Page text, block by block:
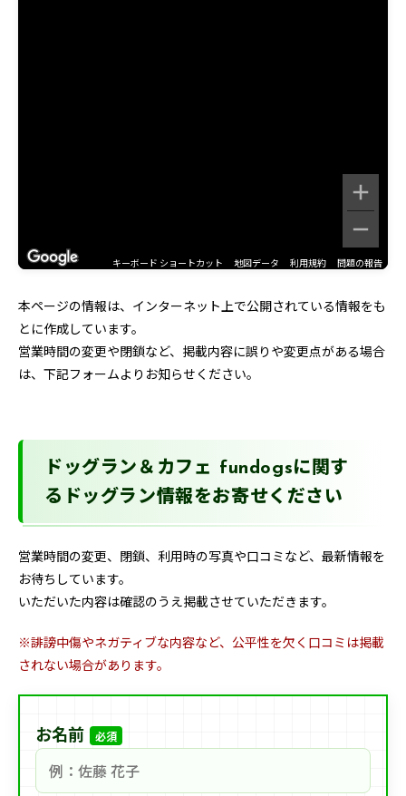
キーボード ショートカット 地図データ 利用規約 問題の報告
本ページの情報は、インターネット上で公開されている情報をも
とに作成しています。
営業時間の変更や閉鎖など、掲載内容に誤りや変更点がある場合
は、下記フォームよりお知らせください。
ドッグラン＆カフェ fundogsに関す
るドッグラン情報をお寄せください
営業時間の変更、閉鎖、利用時の写真や口コミなど、最新情報を
お待ちしています。
いただいた内容は確認のうえ掲載させていただきます。
※誹謗中傷やネガティブな内容など、公平性を欠く口コミは掲載
されない場合があります。
お名前 必須